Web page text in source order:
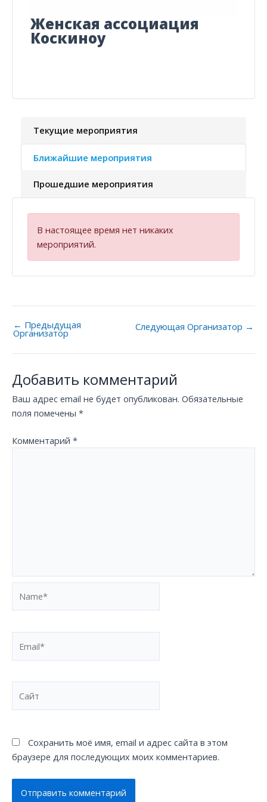
Женская ассоциация
Коскиноу
Текущие мероприятия
Ближайшие мероприятия
Прошедшие мероприятия
В настоящее время нет никаких
мероприятий.
← Предыдущая
Oрганизатор
Следующая Oрганизатор →
Добавить комментарий
Ваш адрес email не будет опубликован. Обязательные
поля помечены *
Комментарий *
Сохранить моё имя, email и адрес сайта в этом
браузере для последующих моих комментариев.